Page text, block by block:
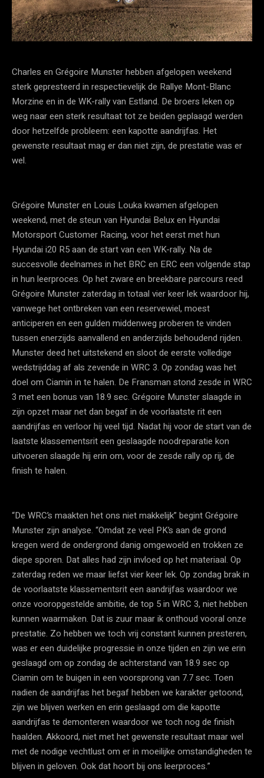
Charles en Grégoire Munster hebben afgelopen weekend
sterk gepresteerd in respectievelijk de Rallye Mont-Blanc
Morzine en in de WK-rally van Estland. De broers leken op
weg naar een sterk resultaat tot ze beiden geplaagd werden
door hetzelfde probleem: een kapotte aandrijfas. Het
gewenste resultaat mag er dan niet zijn, de prestatie was er
wel.
Grégoire Munster en Louis Louka kwamen afgelopen
weekend, met de steun van Hyundai Belux en Hyundai
Motorsport Customer Racing, voor het eerst met hun
Hyundai i20 R5 aan de start van een WK-rally. Na de
succesvolle deelnames in het BRC en ERC een volgende stap
in hun leerproces. Op het zware en breekbare parcours reed
Grégoire Munster zaterdag in totaal vier keer lek waardoor hij,
vanwege het ontbreken van een reservewiel, moest
anticiperen en een gulden middenweg proberen te vinden
tussen enerzijds aanvallend en anderzijds behoudend rijden.
Munster deed het uitstekend en sloot de eerste volledige
wedstrijddag af als zevende in WRC 3. Op zondag was het
doel om Ciamin in te halen. De Fransman stond zesde in WRC
3 met een bonus van 18.9 sec. Grégoire Munster slaagde in
zijn opzet maar net dan begaf in de voorlaatste rit een
aandrijfas en verloor hij veel tijd. Nadat hij voor de start van de
laatste klassementsrit een geslaagde noodreparatie kon
uitvoeren slaagde hij erin om, voor de zesde rally op rij, de
finish te halen.
“De WRC’s maakten het ons niet makkelijk” begint Grégoire
Munster zijn analyse. “Omdat ze veel PK’s aan de grond
kregen werd de ondergrond danig omgewoeld en trokken ze
diepe sporen. Dat alles had zijn invloed op het materiaal. Op
zaterdag reden we maar liefst vier keer lek. Op zondag brak in
de voorlaatste klassementsrit een aandrijfas waardoor we
onze vooropgestelde ambitie, de top 5 in WRC 3, niet hebben
kunnen waarmaken. Dat is zuur maar ik onthoud vooral onze
prestatie. Zo hebben we toch vrij constant kunnen presteren,
was er een duidelijke progressie in onze tijden en zijn we erin
geslaagd om op zondag de achterstand van 18.9 sec op
Ciamin om te buigen in een voorsprong van 7.7 sec. Toen
nadien de aandrijfas het begaf hebben we karakter getoond,
zijn we blijven werken en erin geslaagd om die kapotte
aandrijfas te demonteren waardoor we toch nog de finish
haalden. Akkoord, niet met het gewenste resultaat maar wel
met de nodige vechtlust om er in moeilijke omstandigheden te
blijven in geloven. Ook dat hoort bij ons leerproces.”